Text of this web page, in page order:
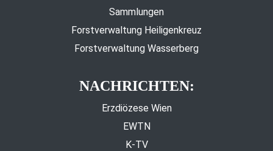
Sammlungen
Forstverwaltung Heiligenkreuz
Forstverwaltung Wasserberg
NACHRICHTEN:
Erzdiözese Wien
EWTN
K-TV